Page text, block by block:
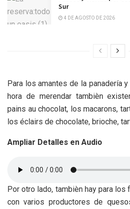
Sur
4 DE AGOSTO DE 2026
Para los amantes de la panadería
hora de merendar tambièn
pains au chocolat, los macarons,
los éclairs de chocolate, brioche,
Ampliar Detalles en Audio
Por otro lado, tambièn hay para
con varios productores de